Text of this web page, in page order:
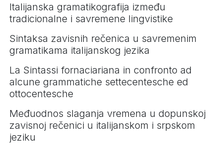
Italijanska gramatikografija između
tradicionalne i savremene lingvistike
Sintaksa zavisnih rečenica u savremenim
gramatikama italijanskog jezika
La Sintassi fornaciariana in confronto ad
alcune grammatiche settecentesche ed
ottocentesche
Međuodnos slaganja vremena u dopunskoj
zavisnoj rečenici u italijanskom i srpskom
jeziku